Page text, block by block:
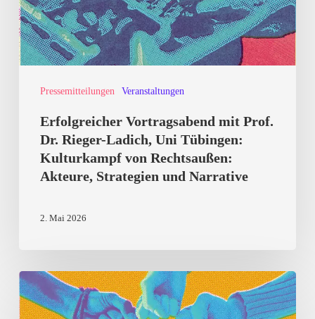
Pressemitteilungen Veranstaltungen
Ladich,
Uni
Tübingen:
Kulturkampf
Rechtsaußen:
Akteure,
Strategien
Erfolgreicher Vortragsabend mit Prof.
Dr. Rieger-Ladich, Uni Tübingen:
Kulturkampf von Rechtsaußen:
Akteure, Strategien und Narrative
2. Mai 2026
Landauer
Demokratiefest